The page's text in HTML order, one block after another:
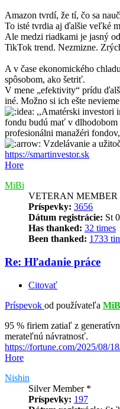
Amazon tvrdí, že tí, čo sa
To isté tvrdia aj ďalšie veľké
Ale medzi riadkami je jasný
TikTok trend. Nezmizne.
A v čase ekonomického
spôsobom, ako šetriť.
V mene „efektivity“ prídu
iné. Možno si ich ešte
,,Amatérski investori
fondu budú mať v
profesionálni manažéri
Vzdelávanie a
https://smartinvestor.sk
Hore
MiBi
VETERAN
Príspevky: 3656
Dátum registrácie: St
Has thanked: 32 times
Been thanked: 1733
Re: Hľadanie práce
Citovať
Príspevok od používateľa
95 % firiem zatiaľ z
merateľnú návratnosť.
https://fortune.com/2025/08/
Hore
Nishin
Silver Member *
Príspevky: 197